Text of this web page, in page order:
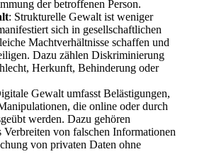
der betroffenen Person.
: Strukturelle Gewalt ist weniger
sich in gesellschaftlichen
Machtverhältnisse schaffen und
Dazu zählen Diskriminierung
Herkunft, Behinderung oder
Gewalt umfasst Belästigungen,
die online oder durch
werden. Dazu gehören
Verbreiten von falschen Informationen
von privaten Daten ohne